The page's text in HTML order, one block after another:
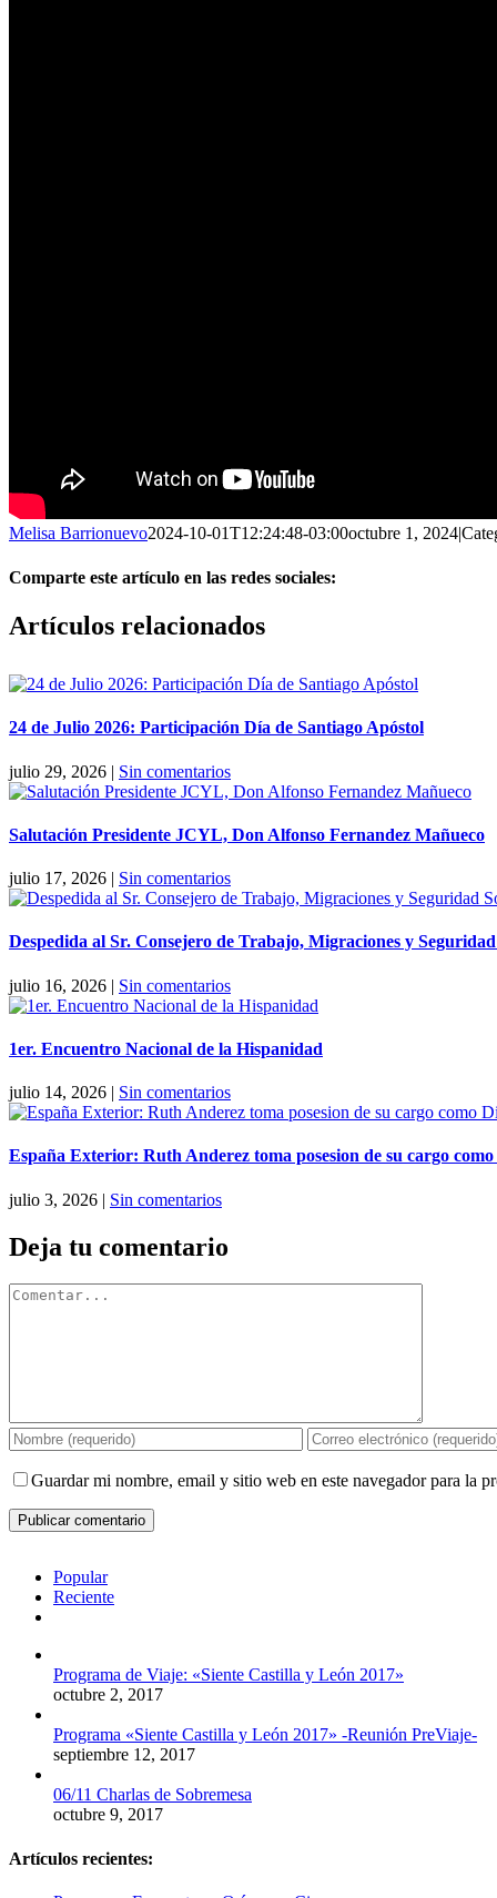
Melisa Barrionuevo2024-10-01T12:24:48-03:00octubre 1, 2024|
Comparte este artículo en las redes sociales:
Facebook
X
Reddit
LinkedIn
Pinterest
Vk
Artículos relacionados
24 de Julio 2026: Participación Día de Santiago Apóstol
julio 29, 2026 | Sin comentarios
Salutación Presidente JCYL, Don Alfonso Fernandez Mañueco
julio 17, 2026 | Sin comentarios
Despedida al Sr. Consejero de Trabajo, Migraciones y
julio 16, 2026 | Sin comentarios
1er. Encuentro Nacional de la Hispanidad
julio 14, 2026 | Sin comentarios
España Exterior: Ruth Anderez toma posesion de su cargo
julio 3, 2026 | Sin comentarios
Deja tu comentario
Comentar
Guardar mi nombre, email y sitio web en este navegador para la
Popular
Reciente
Programa de Viaje: «Siente Castilla y León 2017»
octubre 2, 2017
Programa «Siente Castilla y León 2017» -Reunión PreViaje-
septiembre 12, 2017
06/11 Charlas de Sobremesa
octubre 9, 2017
Artículos recientes: